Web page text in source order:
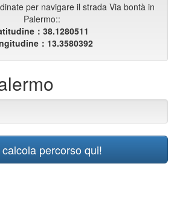
per navigare il strada Via bontà in
Palermo::
：38.1280511
：13.3580392
percorso qui!